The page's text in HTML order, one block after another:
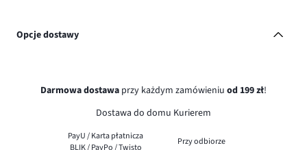
Opcje dostawy
Darmowa dostawa przy każdym zamówieniu od 199 zł!
Dostawa do domu Kurierem
PayU / Karta płatnicza
Przy odbiorze